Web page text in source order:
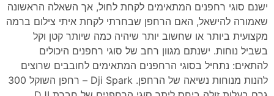
ישנם סוגי רחפנים המתאימים לקחת לחול, אך השאלה הראשונה
שאמורה להישאל, האם הרחפן שבחרתי לקחת איתי צילום ברמה
מקצועית ביותר או שחשוב יותר שיהיה כמה שיותר קטן וקל
בשביל נוחות. ישנתם מגוון רחב של סוגי רחפנים היכולים
להתאים: נתחיל בסוגי הרחפנים המתאימים לחובבים שרוצים
להנות מנוחות נשיאה של הרחפן. Dji Spark – רחפן השוקל 300